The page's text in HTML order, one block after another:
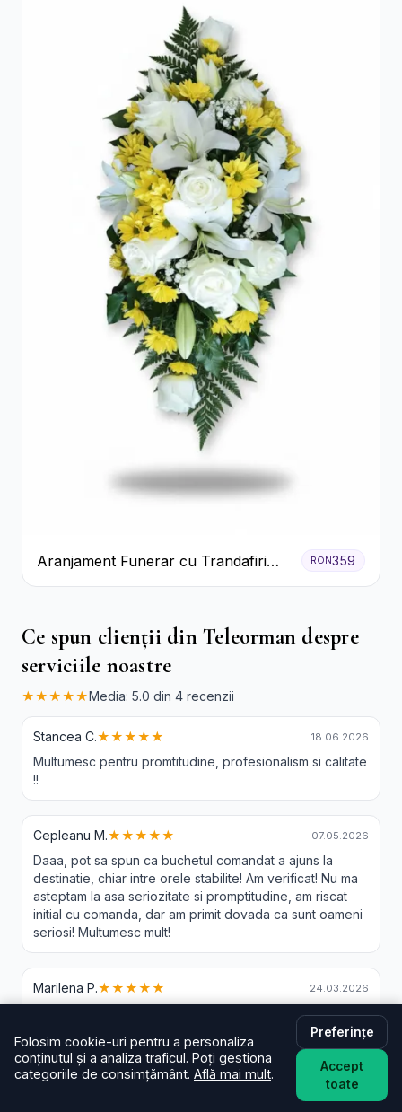
Aranjament Funerar cu Trandafiri
Albi Crizanteme Galbene și Crini
RON359
Ce spun clienții din Teleorman despre
serviciile noastre
★★★★★Media: 5.0 din 4 recenzii
Stancea C.★★★★★ 18.06.2026
Multumesc pentru promtitudine, profesionalism si calitate
!!
Cepleanu M.★★★★★ 07.05.2026
Daaa, pot sa spun ca buchetul comandat a ajuns la
destinatie, chiar intre orele stabilite! Am verificat! Nu ma
asteptam la asa seriozitate si promptitudine, am riscat
initial cu comanda, dar am primit dovada ca sunt oameni
seriosi! Multumesc mult!
Marilena P.★★★★★ 24.03.2026
Recomand cu incredere. Rapizi si puntuali. Va
Folosim cookie-uri pentru a personaliza
conținutul și a analiza traficul. Poți gestiona
categoriile de consimțământ. Află mai mult.
Preferințe
Accept
toate